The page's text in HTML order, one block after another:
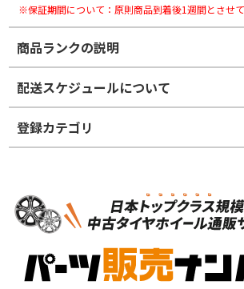
※保証期間について：原則商品到着後1週間とさせて
商品ランクの説明
※商品ランクは出品者の主観により判断し
かじめご了承ください。
ホイールランク
S
品）
S
配送スケジュールについて
登録カテゴリ
ホイールのみ